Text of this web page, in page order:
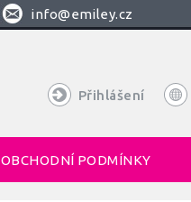
info@emiley.cz
Přihlášení
OBCHODNÍ PODMÍNKY